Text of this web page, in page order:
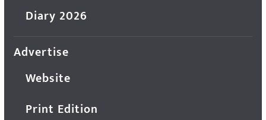
Diary 2026
Advertise
Website
Print Edition